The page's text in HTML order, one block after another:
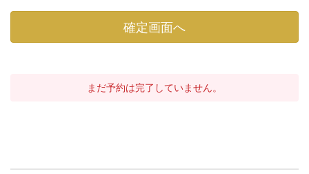
まだ予約は完了していません。